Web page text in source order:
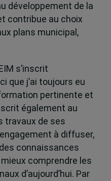
développement de la
contribue au choix
plans municipal,
s’inscrit
que j’ai toujours eu
pertinente et
également au
travaux de ses
à diffuser,
connaissances
comprendre les
d’aujourd’hui. Par